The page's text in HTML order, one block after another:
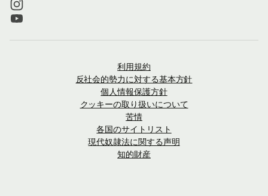
利用規約
反社会的勢力に対する基本方針
個人情報保護方針
クッキーの取り扱いについて
苦情
各国のサイトリスト
現代奴隷法に関する声明
知的財産